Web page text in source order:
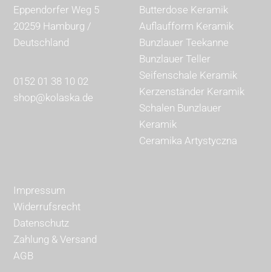
Eppendorfer Weg 5
20259 Hamburg /
Deutschland
0152 01 38 10 02
shop@kolaska.de
Butterdose Keramik
Auflaufform Keramik
Bunzlauer Teekanne
Bunzlauer Teller
Seifenschale Keramik
Kerzenständer Keramik
Schalen Bunzlauer
Keramik
Ceramika Artystyczna
Impressum
Widerrufsrecht
Datenschutz
Zahlung & Versand
AGB